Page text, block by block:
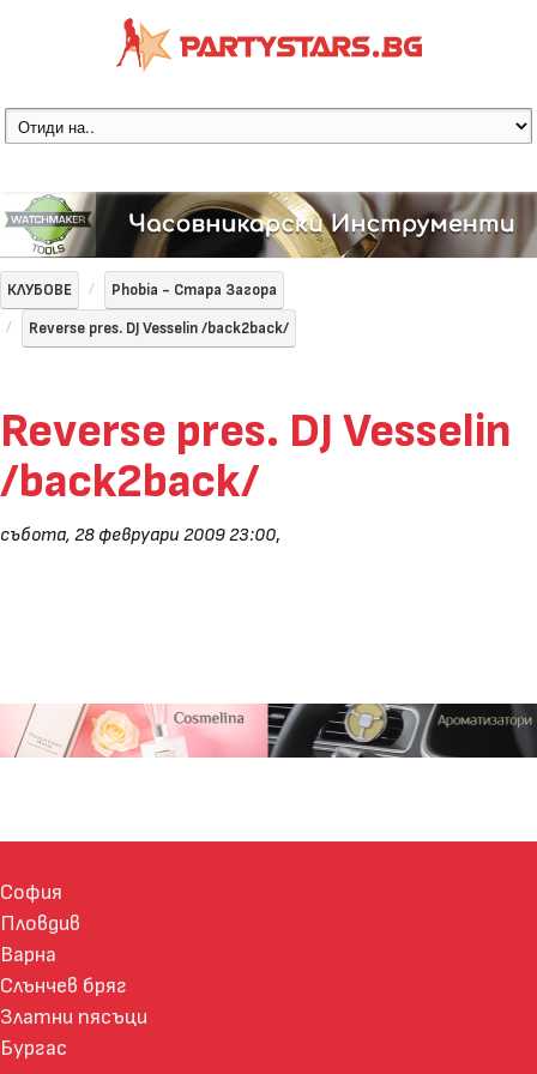
КЛУБОВЕ
Phobia - Стара Загора
Reverse pres. DJ Vesselin /back2back/
Reverse pres. DJ Vesselin
/back2back/
събота, 28 февруари 2009 23:00,
София
Пловдив
Варна
Слънчев бряг
Златни пясъци
Бургас